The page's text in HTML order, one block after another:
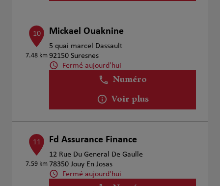
10
7.48 km
Mickael Ouaknine
5 quai marcel Dassault
92150 Suresnes
Fermé aujourd'hui
Numéro
Voir plus
11
7.59 km
Fd Assurance Finance
12 Rue Du General De Gaulle
78350 Jouy En Josas
Fermé aujourd'hui